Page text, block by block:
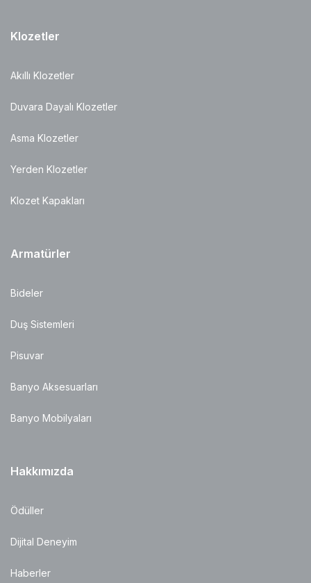
Klozetler
Akıllı Klozetler
Duvara Dayalı Klozetler
Asma Klozetler
Yerden Klozetler
Klozet Kapakları
Armatürler
Bideler
Duş Sistemleri
Pisuvar
Banyo Aksesuarları
Banyo Mobilyaları
Hakkımızda
Ödüller
Dijital Deneyim
Haberler